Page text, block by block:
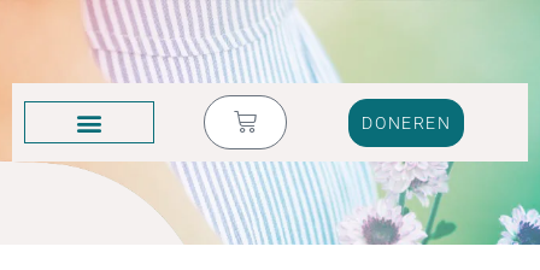
DONEREN